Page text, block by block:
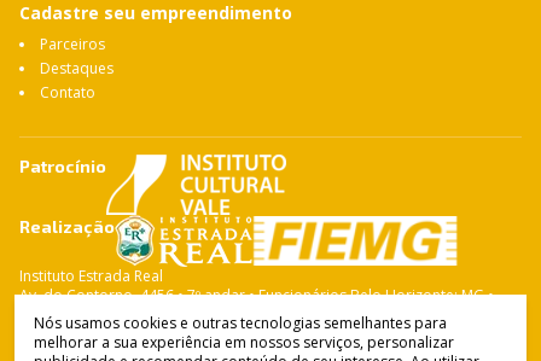
Cadastre seu empreendimento
Parceiros
Destaques
Contato
Patrocínio
Realização
Instituto Estrada Real
Av. do Contorno, 4456 • 7º andar • Funcionários Belo Horizonte: MG •
CEP: 30.110-028 Fone: 31 3263-4765
Nós usamos cookies e outras tecnologias semelhantes para
melhorar a sua experiência em nossos serviços, personalizar